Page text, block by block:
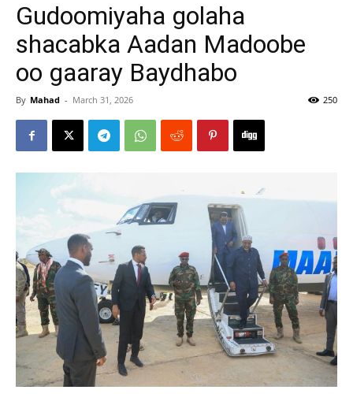
Gudoomiyaha golaha
shacabka Aadan Madoobe
oo gaaray Baydhabo
By Mahad - March 31, 2026 250